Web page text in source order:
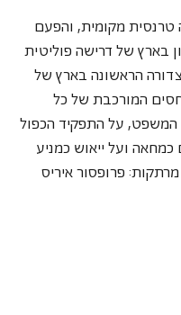
טרנסית מקומית, והפעם
בארץ של דרישה פוליטית
הראשונה בארץ של
המורכבת של כל
על התפקיד הכפול
כמחאה ועל ייאוש כמניע
פרופסור איריס